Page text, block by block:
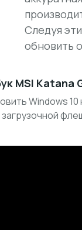
Следуя
обновить
MSI Katana
Windows 10